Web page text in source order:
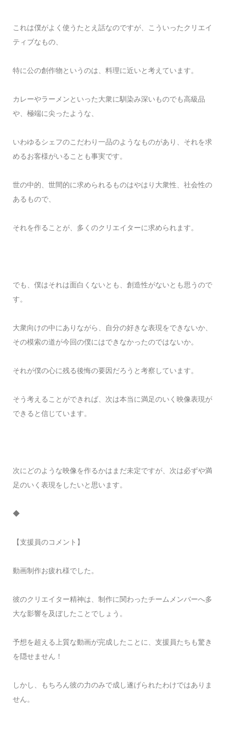
これは僕がよく使うたとえ話なのですが、こういったクリエイ
ティブなもの、
特に公の創作物というのは、料理に近いと考えています。
カレーやラーメンといった大衆に馴染み深いものでも高級品
や、極端に尖ったような、
いわゆるシェフのこだわり一品のようなものがあり、それを求
めるお客様がいることも事実です。
世の中的、世間的に求められるものはやはり大衆性、社会性の
あるもので、
それを作ることが、多くのクリエイターに求められます。
でも、僕はそれは面白くないとも、創造性がないとも思うので
す。
大衆向けの中にありながら、自分の好きな表現をできないか、
その模索の道が今回の僕にはできなかったのではないか。
それが僕の心に残る後悔の要因だろうと考察しています。
そう考えることができれば、次は本当に満足のいく映像表現が
できると信じています。
次にどのような映像を作るかはまだ未定ですが、次は必ずや満
足のいく表現をしたいと思います。
◆
【支援員のコメント】
動画制作お疲れ様でした。
彼のクリエイター精神は、制作に関わったチームメンバーへ多
大な影響を及ぼしたことでしょう。
予想を超える上質な動画が完成したことに、支援員たちも驚き
を隠せません！
しかし、もちろん彼の力のみで成し遂げられたわけではありま
せん。